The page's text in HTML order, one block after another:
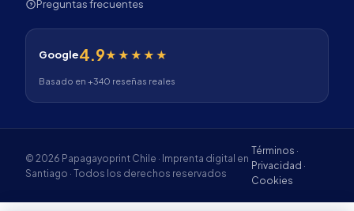
Preguntas frecuentes
Google4.9★★★★★
Basado en +340 reseñas reales
© 2026 Papagayoprint Chile · Imprenta digital en
Santiago · Todos los derechos reservados
Términos ·
Privacidad ·
Cookies